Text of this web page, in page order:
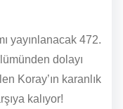
yayınlanacak 472.
dolayı
Koray’ın karanlık
kalıyor!